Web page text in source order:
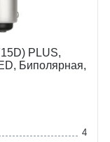
PLUS,
Биполярная,
4